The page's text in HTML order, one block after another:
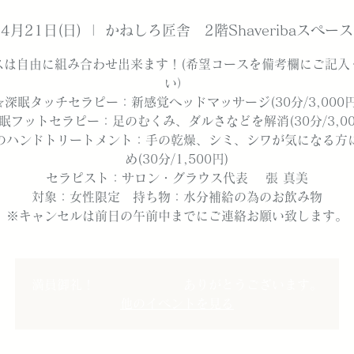
4月21日(日) かねしろ匠舎 2階Shaveribaスペース
は自由に組み合わせ出来ます！(希望コースを備考欄にご記入
い）
眠タッチセラピー：新感覚ヘッドマッサージ(30分/3,000
フットセラピー：足のむくみ、ダルさなどを解消(30分/
ンドトリートメント：手の乾燥、シミ、シワが気になる方
め(30分/1,500円)
セラピスト：サロン・グラウス代表 張 真美
対象：女性限定 持ち物：水分補給の為のお飲み物
※キャンセルは前日の午前中までにご連絡お願い致します。